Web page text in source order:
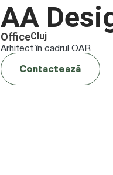
AA
OfficeCluj
Arhitect în cadrul OAR
Contactează